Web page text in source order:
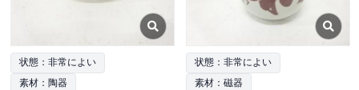
状態：非常によい
素材：陶器
状態：非常によい
素材：磁器